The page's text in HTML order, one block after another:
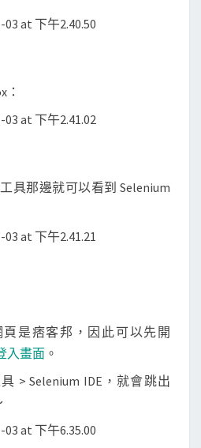
具那邊就可以看到 Selenium
是痞客邦，因此可以先開
入畫面 。
> Selenium IDE，就會跳出